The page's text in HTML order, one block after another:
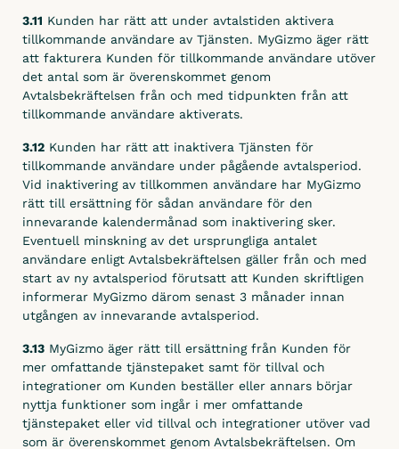
3.11 Kunden har rätt att under avtalstiden aktivera
tillkommande användare av Tjänsten. MyGizmo äger rätt
att fakturera Kunden för tillkommande användare utöver
det antal som är överenskommet genom
Avtalsbekräftelsen från och med tidpunkten från att
tillkommande användare aktiverats.
3.12 Kunden har rätt att inaktivera Tjänsten för
tillkommande användare under pågående avtalsperiod.
Vid inaktivering av tillkommen användare har MyGizmo
rätt till ersättning för sådan användare för den
innevarande kalendermånad som inaktivering sker.
Eventuell minskning av det ursprungliga antalet
användare enligt Avtalsbekräftelsen gäller från och med
start av ny avtalsperiod förutsatt att Kunden skriftligen
informerar MyGizmo därom senast 3 månader innan
utgången av innevarande avtalsperiod.
3.13 MyGizmo äger rätt till ersättning från Kunden för
mer omfattande tjänstepaket samt för tillval och
integrationer om Kunden beställer eller annars börjar
nyttja funktioner som ingår i mer omfattande
tjänstepaket eller vid tillval och integrationer utöver vad
som är överenskommet genom Avtalsbekräftelsen. Om